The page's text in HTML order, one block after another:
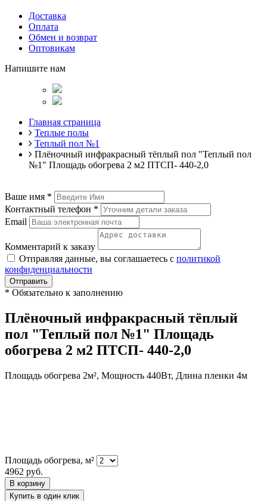
Доставка
Оплата
Обмен и возврат
Оптовикам
Напишите нам
Главная страница
Теплые полы
Теплый пол №1
Плёночный инфракрасный тёплый пол "Теплый пол
№1" Площадь обогрева 2 м2 ПТСП- 440-2,0
Ваше имя *
Контактный телефон *
Email
Комментарий к заказу
Отправляя данные, вы соглашаетесь с политикой
конфиденциальности
Отправить
* Обязательно к заполнению
Плёночный инфракрасный тёплый
пол "Теплый пол №1" Площадь
обогрева 2 м2 ПТСП- 440-2,0
Площадь обогрева 2м², Мощность 440Вт, Длина пленки 4м
Площадь обогрева, м²
4962 руб.
В корзину
Купить в один клик